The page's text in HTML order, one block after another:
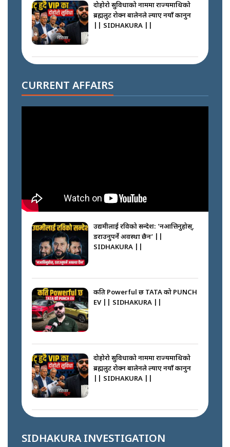
दोहोरो सुविधाको नाममा राज्यमाथिको
ब्रह्मलुट रोक्न बालेनले ल्याए नयाँ कानुन
|| SIDHAKURA ||
आरोहीहरू | Record-breaking
climbers who set foot with
नभाँडिएको सद्भाव : कप्तानगञ्जबाट
सल्किएको आगो निभाउनेहरू ||
SIDHAKURA || THE REPORTER
||
बदलेका ‘निम्स दाई’ || SIDHAKURA
||
आगो निभाउने कि तेल थप्ने ? WHATS
HAPPENING IN MADHESH ? ||
भयो ? के के भयो ? || SUNSARI
CURRENT AFFAIRS
उद्यमीलाई रविको सन्देश: 'नआत्तिनुहोस्,
डराउनुपर्ने अवस्था छैन’ ||
SIDHAKURA ||
कति Powerful छ TATA को PUNCH
EV || SIDHAKURA ||
दोहोरो सुविधाको नाममा राज्यमाथिको
ब्रह्मलुट रोक्न बालेनले ल्याए नयाँ कानुन
|| SIDHAKURA ||
भन्छन् स्थानीय ? || SIDHAKURA ||
SIDHAKURA INVESTIGATION